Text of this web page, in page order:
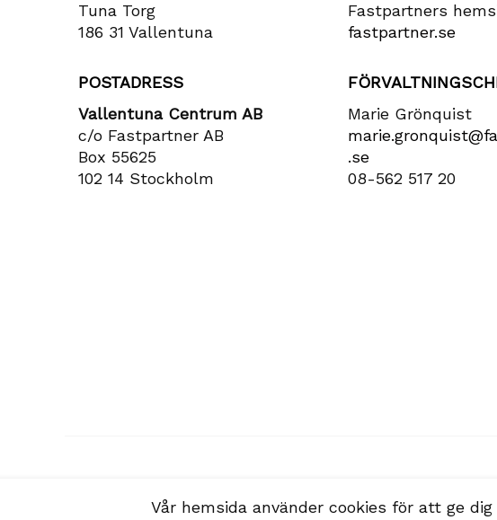
Tuna Torg
186 31 Vallentuna
POSTADRESS
Vallentuna Centrum AB
c/o Fastpartner AB
Box 55625
102 14 Stockholm
Fastpartners
fastpartner.se
Marie Grönquist
.se
08-562 517 20
Vår hemsida använder cookies för att ge